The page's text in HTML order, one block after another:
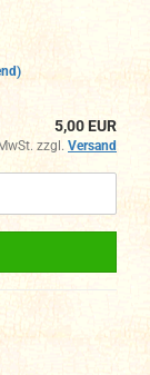
5,00 EUR
zzgl. Versand